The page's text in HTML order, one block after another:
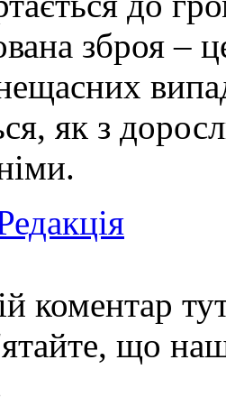
зброя –
як з
коментар
що